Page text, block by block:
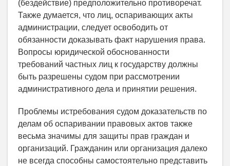
Проблемы истребования судом доказательств по
делам об оспаривании правовых актов также
весьма значимы для защиты прав граждан и
организаций. Гражданин или организация далеко
не всегда способны самостоятельно представить